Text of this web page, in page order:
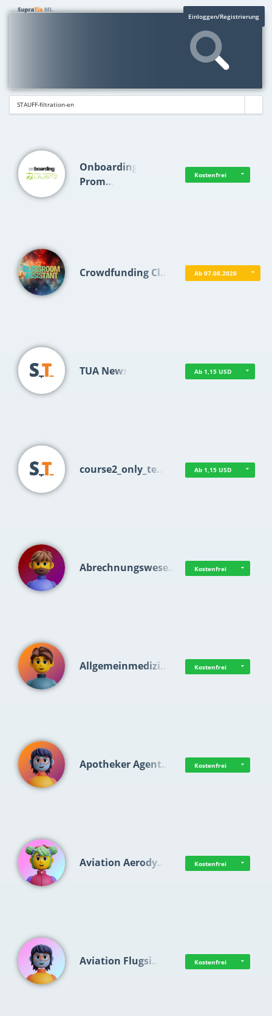
Einloggen/Registrierung
Onboarding
Prom…
Kostenfrei
Crowdfunding Cl… Ab 07.08.2026
TUA News Ab 1,15 USD
course2_only_te… Ab 1,15 USD
Abrechnungswese… Kostenfrei
Allgemeinmedizi… Kostenfrei
Apotheker Agent… Kostenfrei
Aviation Aerody… Kostenfrei
Aviation Flugsi… Kostenfrei